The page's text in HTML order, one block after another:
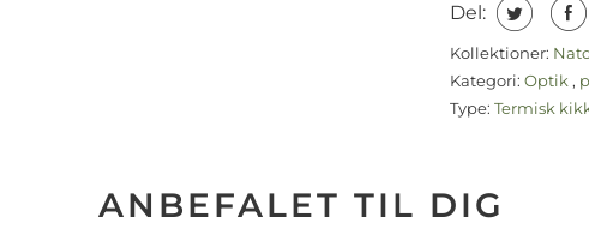
Del:
Kollektioner:
Kategori: Optik ,
Type: Termisk
ANBEFALET TIL DIG